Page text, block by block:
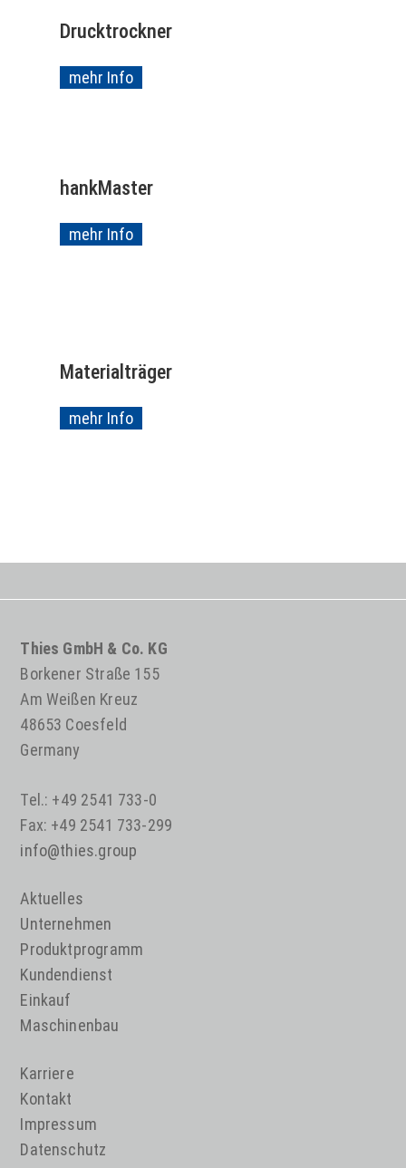
Drucktrockner
mehr Info
hankMaster
mehr Info
Materialträger
mehr Info
Thies GmbH & Co. KG
Borkener Straße 155
Am Weißen Kreuz
48653 Coesfeld
Germany
Tel.: +49 2541 733-0
Fax: +49 2541 733-299
info@thies.group
Aktuelles
Unternehmen
Produktprogramm
Kundendienst
Einkauf
Maschinenbau
Karriere
Kontakt
Impressum
Datenschutz